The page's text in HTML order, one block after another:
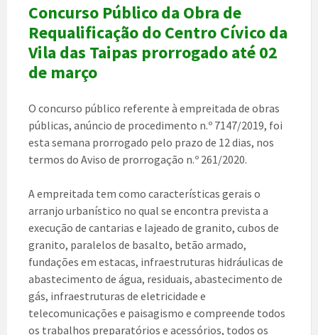
Concurso Público da Obra de
Requalificação do Centro Cívico da
Vila das Taipas prorrogado até 02
de março
O concurso público referente à empreitada de obras
públicas, anúncio de procedimento n.º 7147/2019, foi
esta semana prorrogado pelo prazo de 12 dias, nos
termos do Aviso de prorrogação n.º 261/2020.
A empreitada tem como características gerais o
arranjo urbanístico no qual se encontra prevista a
execução de cantarias e lajeado de granito, cubos de
granito, paralelos de basalto, betão armado,
fundações em estacas, infraestruturas hidráulicas de
abastecimento de água, residuais, abastecimento de
gás, infraestruturas de eletricidade e
telecomunicações e paisagismo e compreende todos
os trabalhos preparatórios e acessórios, todos os